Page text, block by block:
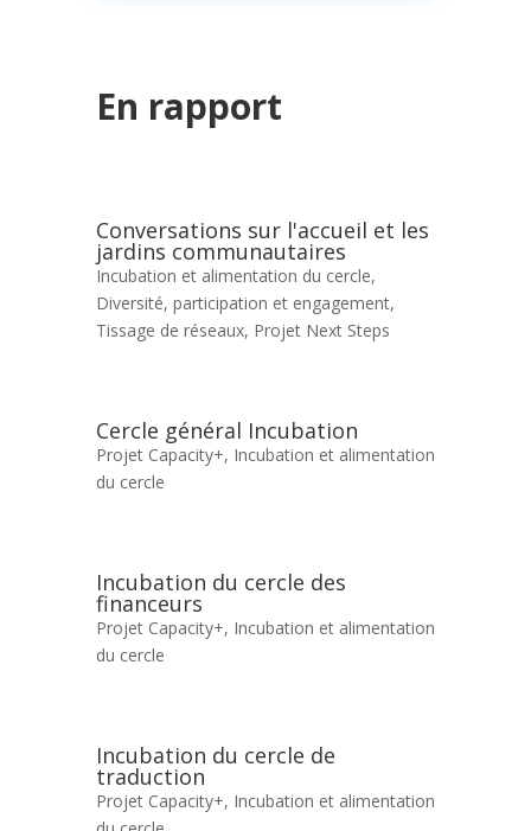
En rapport
Conversations sur l'accueil et les
jardins communautaires
Incubation et alimentation du cercle,
Diversité, participation et engagement,
Tissage de réseaux, Projet Next Steps
Cercle général Incubation
Projet Capacity+, Incubation et alimentation
du cercle
Incubation du cercle des
financeurs
Projet Capacity+, Incubation et alimentation
du cercle
Incubation du cercle de
traduction
Projet Capacity+, Incubation et alimentation